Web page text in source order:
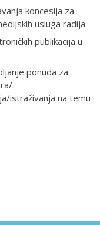
koncesija za
usluga radija
publikacija u
ponuda za
istraživanja na temu